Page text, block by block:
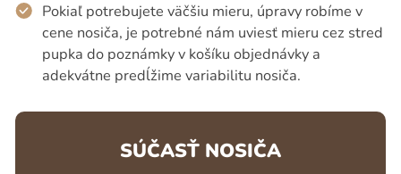
Pokiaľ potrebujete väčšiu mieru, úpravy robíme v
cene nosiča, je potrebné nám uviesť mieru cez stred
pupka do poznámky v košíku objednávky a
adekvátne predĺžime variabilitu nosiča.
SÚČASŤ NOSIČA